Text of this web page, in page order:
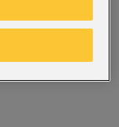
dem
im Schoß